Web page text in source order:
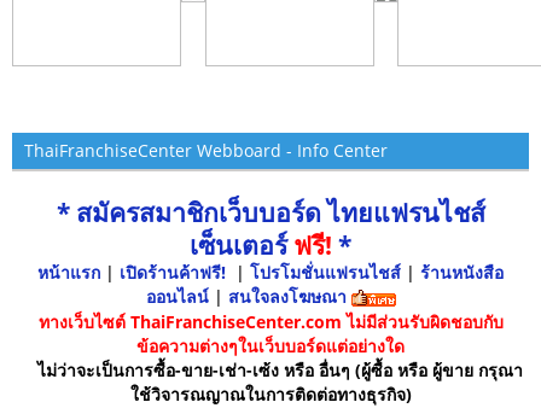
ThaiFranchiseCenter Webboard - Info Center
* สมัครสมาชิกเว็บบอร์ด ไทยแฟรนไชส์
เซ็นเตอร์ฟรี! *
หน้าแรก | เปิดร้านค้าฟรี! | โปรโมชั่นแฟรนไชส์ | ร้านหนังสือ
ออนไลน์ | สนใจลงโฆษณา
ทางเว็บไซต์ ThaiFranchiseCenter.com ไม่มีส่วนรับผิดชอบกับ
ข้อความต่างๆในเว็บบอร์ดแต่อย่างใด
ไม่ว่าจะเป็นการซื้อ-ขาย-เช่า-เซ้ง หรือ อื่นๆ (ผู้ซื้อ หรือ ผู้ขาย กรุณา
ใช้วิจารณญาณในการติดต่อทางธุรกิจ)